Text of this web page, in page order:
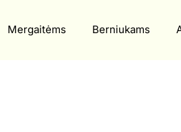
Mergaitėms Berniukams